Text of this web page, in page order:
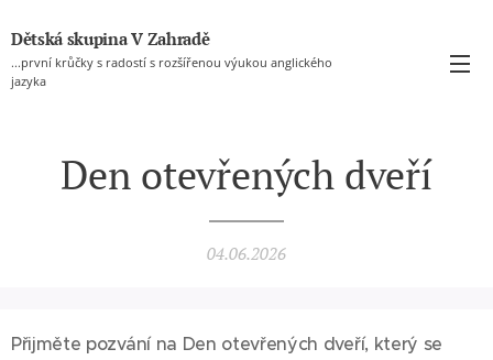
Dětská skupina V Zahradě
...první krůčky s radostí s rozšířenou výukou anglického
jazyka
Den otevřených dveří
04.06.2026
Přijměte pozvání na Den otevřených dveří, který se